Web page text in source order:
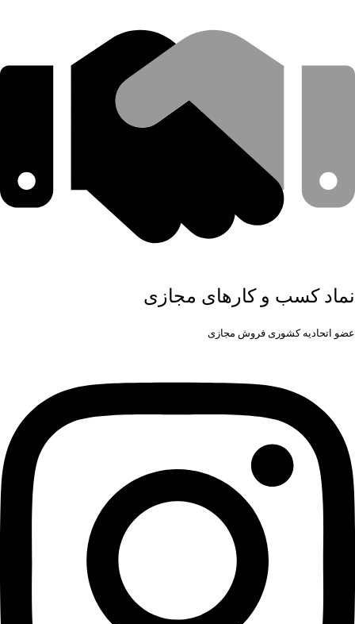
نماد کسب و کارهای مجازی
عضو اتحادیه کشوری فروش مجازی